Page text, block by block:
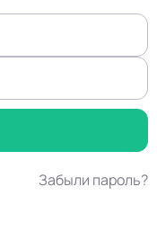
Забыли пароль?